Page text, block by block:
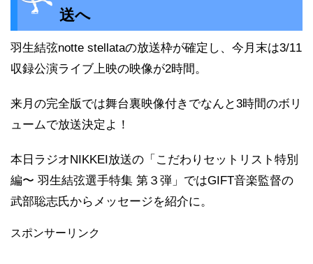
送へ
羽生結弦notte stellataの放送枠が確定し、今月末は3/11
収録公演ライブ上映の映像が2時間。
来月の完全版では舞台裏映像付きでなんと3時間のボリ
ュームで放送決定よ！
本日ラジオNIKKEI放送の「 こだわりセットリスト特別
編〜 羽生結弦選手特集 第３弾」ではGIFT音楽監督の
武部聡志氏からメッセージを紹介に。
スポンサーリンク